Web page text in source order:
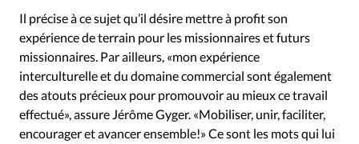
Il précise à ce sujet qu’il désire mettre à profit son
expérience de terrain pour les missionnaires et futurs
missionnaires. Par ailleurs, «mon expérience
interculturelle et du domaine commercial sont également
des atouts précieux pour promouvoir au mieux ce travail
effectué», assure Jérôme Gyger. «Mobiliser, unir, faciliter,
encourager et avancer ensemble!» Ce sont les mots qui lui